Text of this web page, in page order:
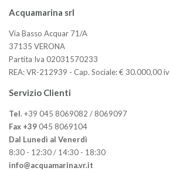
Acquamarina srl
Via Basso Acquar 71/A
37135 VERONA
Partita Iva 02031570233
REA: VR-212939 - Cap. Sociale: € 30.000,00 iv
Servizio Clienti
Tel. +39 045 8069082 / 8069097
Fax +39045 8069104
Dal Lunedì al Venerdì
8:30 - 12:30 / 14:30 - 18:30
info@acquamarina.vr.it